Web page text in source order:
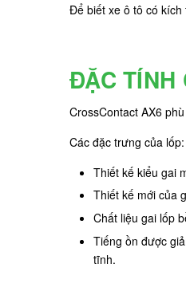
Để biết xe ô tô có
ĐẶC TÍNH
CrossContact AX6
Các đặc trưng của lốp:
Thiết kế kiểu gai
Thiết kế mới của
Chất liệu gai lốp
Tiếng ồn được
tĩnh.